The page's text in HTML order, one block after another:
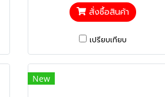
สั่งซื้อสินค้า
เปรียบเทียบ
New